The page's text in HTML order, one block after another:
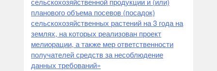
планового объема посевов (посадок)
сельскохозяйственных растений на 3 года на
землях, на которых реализован проект
мелиорации, а также мер ответственности
получателей средств за несоблюдение
данных требований»